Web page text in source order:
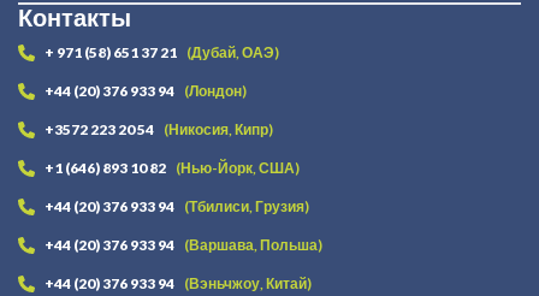
Контакты
+ 971 (58) 651 37 21 (Дубай, ОАЭ)
+44 (20) 376 933 94 (Лондон)
+3572 223 20 54 (Никосия, Кипр)
+1 (646) 893 10 82 (Нью-Йорк, США)
+44 (20) 376 933 94 (Тбилиси, Грузия)
+44 (20) 376 933 94 (Варшава, Польша)
+44 (20) 376 933 94 (Вэньчжоу, Китай)